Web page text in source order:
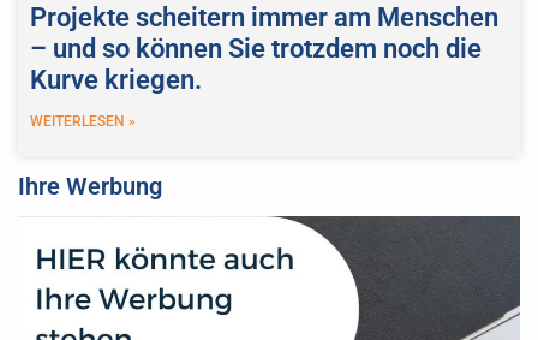
Projekte scheitern immer am Menschen
– und so können Sie trotzdem noch die
Kurve kriegen.
WEITERLESEN »
Ihre Werbung